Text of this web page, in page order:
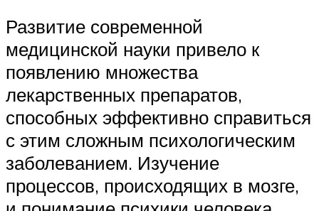
Развитие современной
медицинской науки привело к
появлению множества
лекарственных препаратов,
способных эффективно справиться
с этим сложным психологическим
заболеванием. Изучение
процессов, происходящих в мозге,